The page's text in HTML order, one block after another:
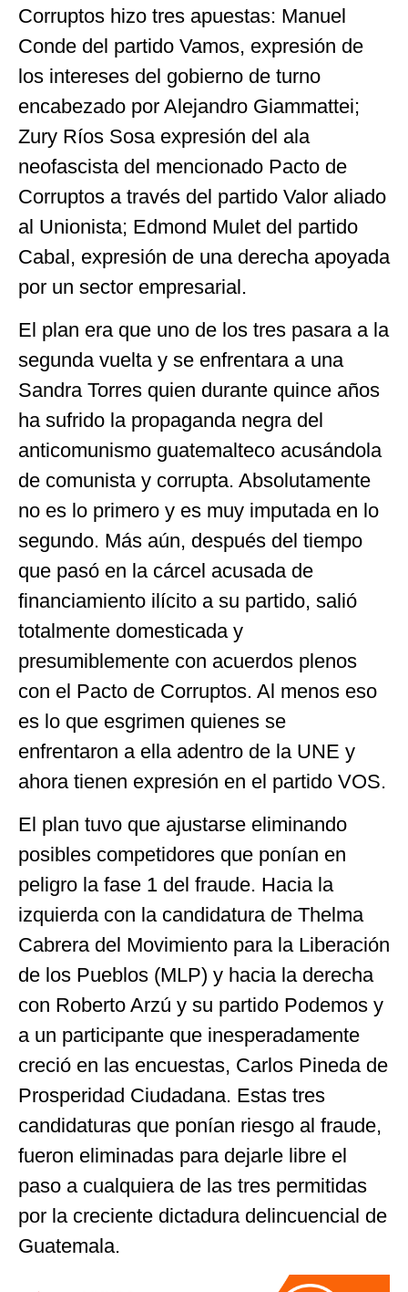
Corruptos hizo tres apuestas: Manuel
Conde del partido Vamos, expresión de
los intereses del gobierno de turno
encabezado por Alejandro Giammattei;
Zury Ríos Sosa expresión del ala
neofascista del mencionado Pacto de
Corruptos a través del partido Valor aliado
al Unionista; Edmond Mulet del partido
Cabal, expresión de una derecha apoyada
por un sector empresarial.
El plan era que uno de los tres pasara a la
segunda vuelta y se enfrentara a una
Sandra Torres quien durante quince años
ha sufrido la propaganda negra del
anticomunismo guatemalteco acusándola
de comunista y corrupta. Absolutamente
no es lo primero y es muy imputada en lo
segundo. Más aún, después del tiempo
que pasó en la cárcel acusada de
financiamiento ilícito a su partido, salió
totalmente domesticada y
presumiblemente con acuerdos plenos
con el Pacto de Corruptos. Al menos eso
es lo que esgrimen quienes se
enfrentaron a ella adentro de la UNE y
ahora tienen expresión en el partido VOS.
El plan tuvo que ajustarse eliminando
posibles competidores que ponían en
peligro la fase 1 del fraude. Hacia la
izquierda con la candidatura de Thelma
Cabrera del Movimiento para la Liberación
de los Pueblos (MLP) y hacia la derecha
con Roberto Arzú y su partido Podemos y
a un participante que inesperadamente
creció en las encuestas, Carlos Pineda de
Prosperidad Ciudadana. Estas tres
candidaturas que ponían riesgo al fraude,
fueron eliminadas para dejarle libre el
paso a cualquiera de las tres permitidas
por la creciente dictadura delincuencial de
Guatemala.